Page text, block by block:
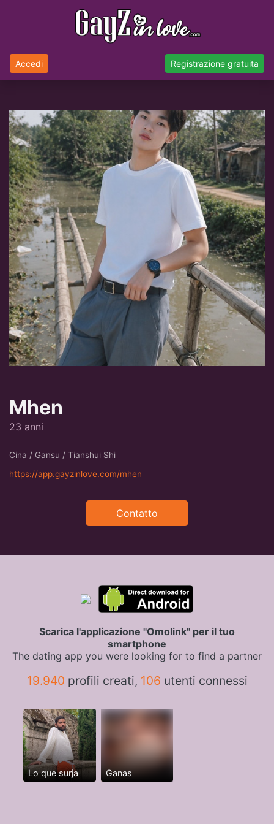
Accedi Registrazione gratuita
Mhen
23 anni
Cina / Gansu / Tianshui Shi
https://app.gayzinlove.com/mhen
Contatto
Scarica l'applicazione "Omolink" per il tuo
smartphone
The dating app you were looking for to find a partner
19.940 profili creati, 106 utenti connessi
Lo que surja Ganas